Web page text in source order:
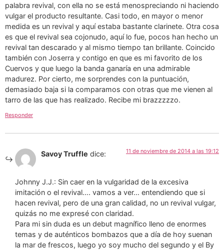
palabra revival, con ella no se está menospreciando ni haciendo
vulgar el producto resultante. Casi todo, en mayor o menor
medida es un revival y aquí estaba bastante clarinete. Otra cosa
es que el revival sea cojonudo, aquí lo fue, pocos han hecho un
revival tan descarado y al mismo tiempo tan brillante. Coincido
también con Joserra y contigo en que es mi favorito de los
Cuervos y que luego la banda ganaría en una admirable
madurez. Por cierto, me sorprendes con la puntuación,
demasiado baja si la comparamos con otras que me vienen al
tarro de las que has realizado. Recibe mi brazzzzzo.
Responder
Savoy Truffle dice: 11 de noviembre de 2014 a las 19:12
Johnny J.J.: Sin caer en la vulgaridad de la excesiva
imitación o el revival…. vamos a ver… entendiendo que si
hacen revival, pero de una gran calidad, no un revival vulgar,
quizás no me expresé con claridad.
Para mi sin duda es un debut magnífico lleno de enormes
temas y de auténticos bombazos que a día de hoy suenan
la mar de frescos, luego yo soy mucho del segundo y el By